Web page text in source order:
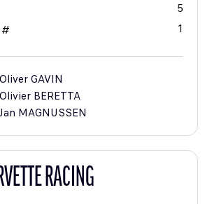
5
#
1
OliverGAVIN
Olivier BERETTA
Jan MAGNUSSEN
RACING